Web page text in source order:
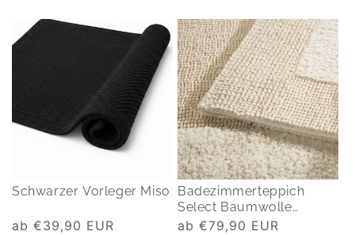
Schwarzer Vorleger Miso
Normaler
ab €39,90 EUR
Badezimmerteppich
Select Baumwolle
beidseitig
Normaler
ab €79,90 EUR